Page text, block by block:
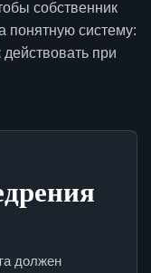
собственник
понятную систему:
действовать при
должен